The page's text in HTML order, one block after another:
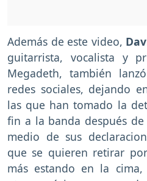
Además de este video,
guitarrista, vocalista y
Megadeth, también
redes sociales, dejando
las que han tomado la
fin a la banda después
medio de sus
que se quieren retirar
más estando en la